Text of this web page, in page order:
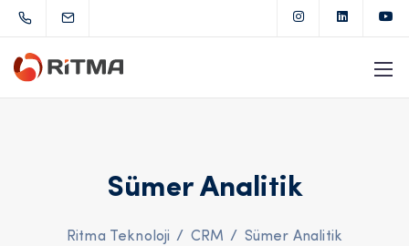
Sümer Analitik
Ritma Teknoloji / CRM / Sümer Analitik